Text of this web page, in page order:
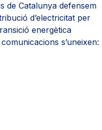
de Catalunya defensem
d’electricitat per
energètica
s’uneixen: